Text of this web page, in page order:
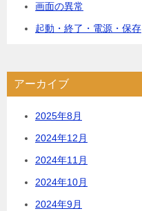
画面の異常
起動・終了・電源・保存
アーカイブ
2025年8月
2024年12月
2024年11月
2024年10月
2024年9月